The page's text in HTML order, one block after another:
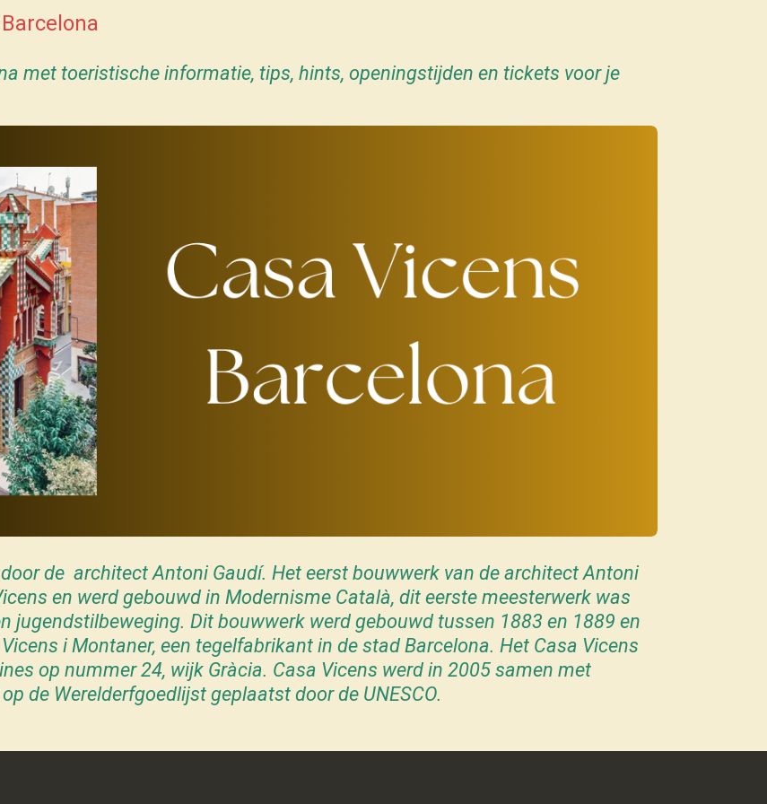
met toeristische informatie, tips, hints, openingstijden en tickets voor je
de architect Antoni Gaudí. Het eerst bouwwerk van de architect Antoni
en werd gebouwd in Modernisme Català, dit eerste meesterwerk was
jugendstilbeweging. Dit bouwwerk werd gebouwd tussen 1883 en 1889 en
i Montaner, een tegelfabrikant in de stad Barcelona. Het Casa Vicens
op nummer 24, wijk Gràcia. Casa Vicens werd in 2005 samen met
de Werelderfgoedlijst geplaatst door de UNESCO.